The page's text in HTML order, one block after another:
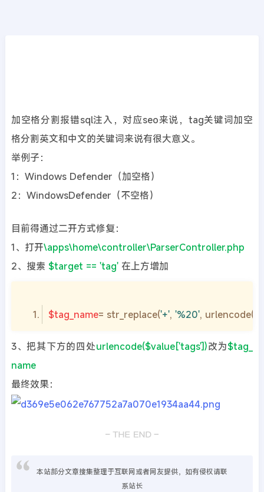
加空格分割报错sql注入，对应seo来说，tag关键词加空
格分割英文和中文的关键词来说有很大意义。
举例子：
1：Windows Defender（加空格）
2：WindowsDefender（不空格）
目前得通过二开方式修复：
1、打开\apps\home\controller\ParserController.php
2、搜索 $target == 'tag'在上方增加
$tag_name= str_replace('+', '%20', urlencode(
3、把其下方的四处urlencode($value['tags'])改为$tag_
name
最终效果：
本站部分文章搜集整理于互联网或者网友提供，如有侵权请联
系站长